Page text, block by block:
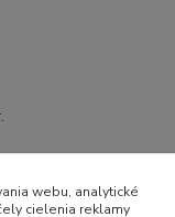
webu, analytické
cielenia reklamy